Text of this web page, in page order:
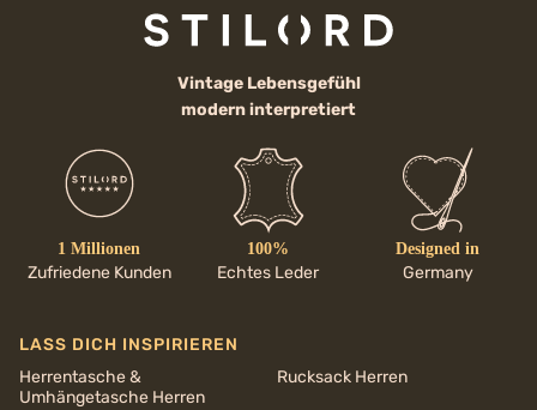
Vintage Lebensgefühl
modern interpretiert
1 Millionen
Zufriedene Kunden
100%
Echtes Leder
Designed in
Germany
LASS DICH INSPIRIEREN
Herrentasche &
Umhängetasche Herren
Rucksack Herren